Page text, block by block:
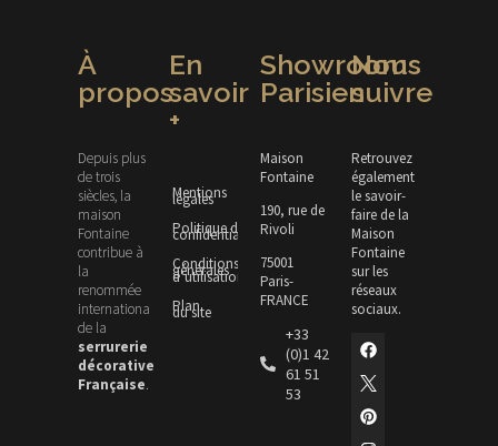
À
propos
Depuis plus
de trois
siècles, la
maison
Fontaine
contribue à
la
renommée
internationale
de la
serrurerie
décorative
Française.
En
savoir
+
Mentions
légales
Politique de
confidentialité
Conditions
générales
d’utilisation
Plan
du site
Showroom
Parisien
Maison
Fontaine
190, rue de
Rivoli
75001
Paris-
FRANCE
+33
(0)1 42
61 51
53
Nous
suivre
Retrouvez
également
le savoir-
faire de la
Maison
Fontaine
sur les
réseaux
sociaux.